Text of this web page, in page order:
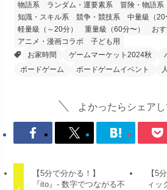
物語系
ランダム・運要素系 冒険・物語系
知識・スキル系
競争・競技系
中量級（20
軽量級（～20分）
重量級（60分〜）
お
アニメ・漫画コラボ
子ども用
お家時間
ゲームマーケット2024秋
ボードゲーム
ボードゲームイベント
よかったらシェアし
【5分で分かる！】
『ito』- 数字でつながる不
【5
ィッ